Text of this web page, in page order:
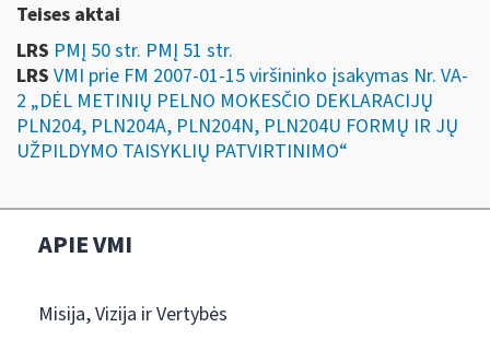
Teises aktai
LRS PMĮ 50 str. PMĮ 51 str.
LRS VMI prie FM 2007-01-15 viršininko įsakymas Nr. VA-
2 „DĖL METINIŲ PELNO MOKESČIO DEKLARACIJŲ
PLN204, PLN204A, PLN204N, PLN204U FORMŲ IR JŲ
UŽPILDYMO TAISYKLIŲ PATVIRTINIMO“
APIE VMI
Misija, Vizija ir Vertybės